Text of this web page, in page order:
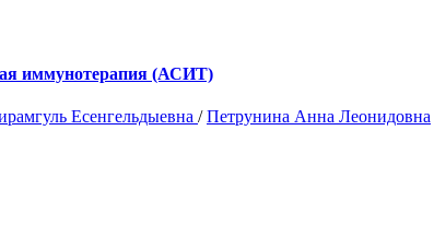
иммунотерапия (АСИТ)
Есенгельдыевна /Петрунина Анна Леонидовна